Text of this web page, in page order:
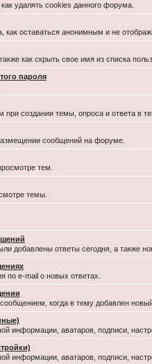
удалять cookies данного форума.
как оставаться анонимным и не
как скрыть свое имя из списка
пароля
создании темы, опроса и ответа в
сообщений на форуме.
тем.
темы.
добавлены ответы сегодня, а также
по e-mail о новых ответах.
когда в тему добавлен
информации, аватаров, подписи,
информации, аватаров, подписи,